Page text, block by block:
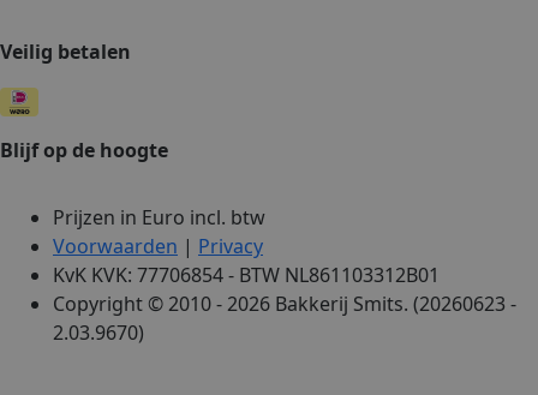
Veilig betalen
Blijf op de hoogte
Prijzen in Euro incl. btw
Voorwaarden | Privacy
KvK KVK: 77706854 - BTW NL861103312B01
Copyright © 2010 - 2026 Bakkerij Smits. (20260623 -
2.03.9670)